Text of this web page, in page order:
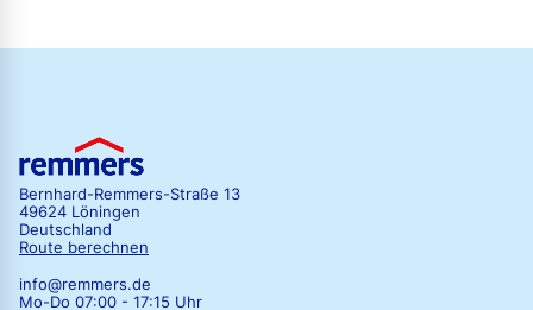
Bernhard-Remmers-Straße 13
49624 Löningen
Deutschland
Route berechnen
info@remmers.de
Mo-Do 07:00 - 17:15 Uhr